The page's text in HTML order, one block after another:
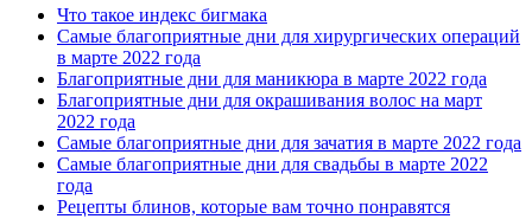
Что такое индекс бигмака
Самые благоприятные дни для хирургических операций
в марте 2022 года
Благоприятные дни для маникюра в марте 2022 года
Благоприятные дни для окрашивания волос на март
2022 года
Самые благоприятные дни для зачатия в марте 2022 года
Самые благоприятные дни для свадьбы в марте 2022
года
Рецепты блинов, которые вам точно понравятся